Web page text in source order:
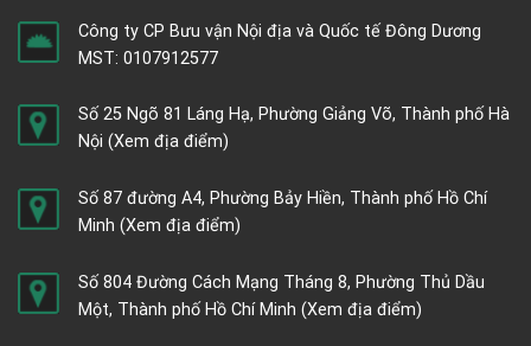
Công ty CP Bưu vận Nội địa và Quốc tế Đông Dương
MST: 0107912577
Số 25 Ngõ 81 Láng Hạ, Phường Giảng Võ, Thành phố Hà
Nội (Xem địa điểm)
Số 87 đường A4, Phường Bảy Hiền, Thành phố Hồ Chí
Minh (Xem địa điểm)
Số 804 Đường Cách Mạng Tháng 8, Phường Thủ Dầu
Một, Thành phố Hồ Chí Minh (Xem địa điểm)